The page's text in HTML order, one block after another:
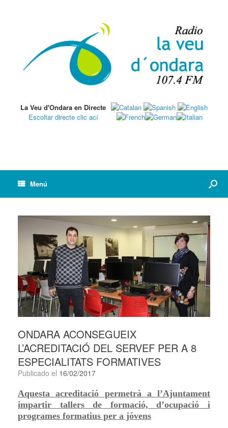
La Veu d'Ondara en Directe
Escoltar directe clic ací
Menú
ONDARA ACONSEGUEIX
L’ACREDITACIÓ DEL SERVEF PER A 8
ESPECIALITATS FORMATIVES
Publicado el 16/02/2017
Aquesta acreditació permetrà a l’Ajuntament
impartir tallers de formació, d’ocupació i
programes formatius per a jóvens